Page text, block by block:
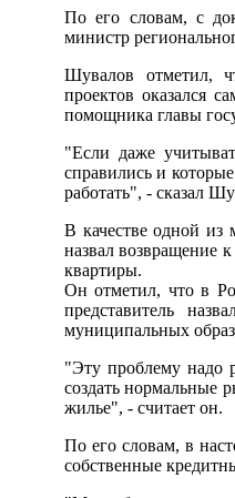
По его словам, с
министр
Шувалов отметил,
проектов оказался
помощника главы
"Если даже
справились и
работать", - сказал
В качестве одной
назвал возвращение
квартиры.
Он отметил, что в
представитель
муниципальных
"Эту проблему надо
создать нормальные
жилье", - считает он.
По его словам, в
собственные